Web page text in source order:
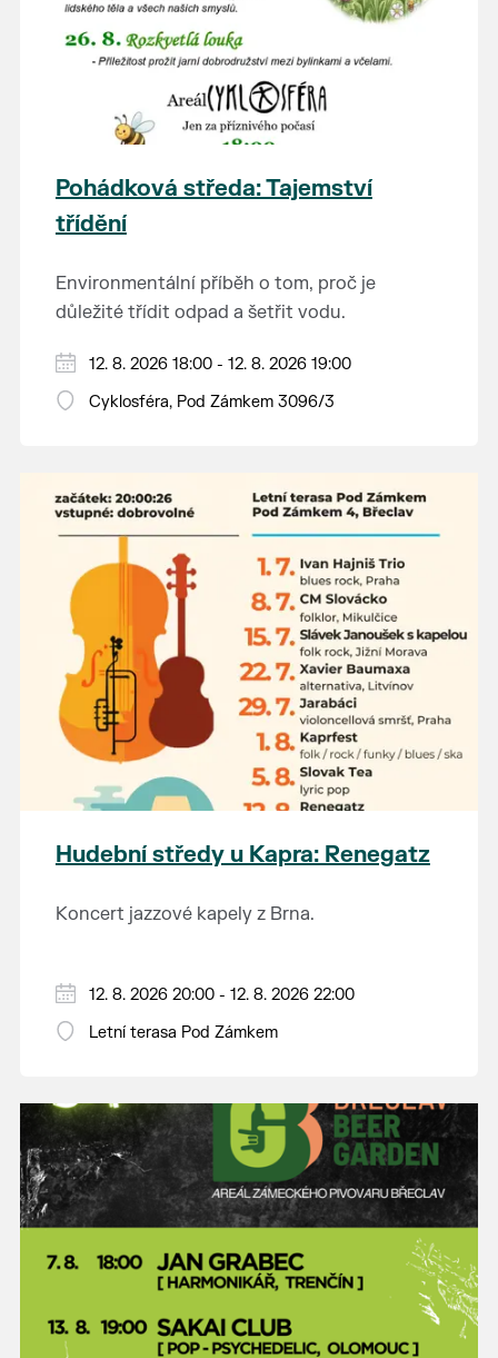
Pohádková středa: Tajemství
třídění
Environmentální příběh o tom, proč je
důležité třídit odpad a šetřit vodu.
Hraje se jen za příznivého počasí.
Vstupné dobrovolné.
12. 8. 2026 18:00 - 12. 8. 2026 19:00
Cyklosféra, Pod Zámkem 3096/3
Hudební středy u Kapra: Renegatz
Koncert jazzové kapely z Brna.
12. 8. 2026 20:00 - 12. 8. 2026 22:00
Letní terasa Pod Zámkem